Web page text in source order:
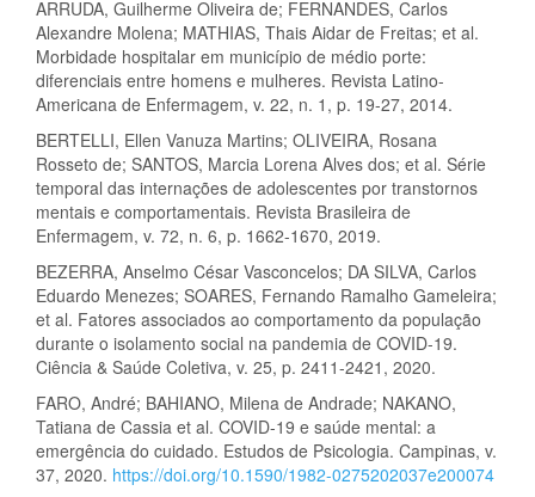
ARRUDA, Guilherme Oliveira de; FERNANDES, Carlos
Alexandre Molena; MATHIAS, Thais Aidar de Freitas; et al.
Morbidade hospitalar em município de médio porte:
diferenciais entre homens e mulheres. Revista Latino-
Americana de Enfermagem, v. 22, n. 1, p. 19-27, 2014.
BERTELLI, Ellen Vanuza Martins; OLIVEIRA, Rosana
Rosseto de; SANTOS, Marcia Lorena Alves dos; et al. Série
temporal das internações de adolescentes por transtornos
mentais e comportamentais. Revista Brasileira de
Enfermagem, v. 72, n. 6, p. 1662-1670, 2019.
BEZERRA, Anselmo César Vasconcelos; DA SILVA, Carlos
Eduardo Menezes; SOARES, Fernando Ramalho Gameleira;
et al. Fatores associados ao comportamento da população
durante o isolamento social na pandemia de COVID-19.
Ciência & Saúde Coletiva, v. 25, p. 2411-2421, 2020.
FARO, André; BAHIANO, Milena de Andrade; NAKANO,
Tatiana de Cassia et al. COVID-19 e saúde mental: a
emergência do cuidado. Estudos de Psicologia. Campinas, v.
37, 2020. https://doi.org/10.1590/1982-0275202037e200074